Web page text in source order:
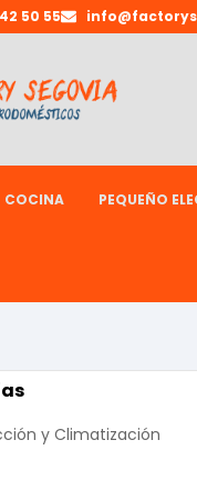
50 55
COCINA PEQUEÑO
y Climatización